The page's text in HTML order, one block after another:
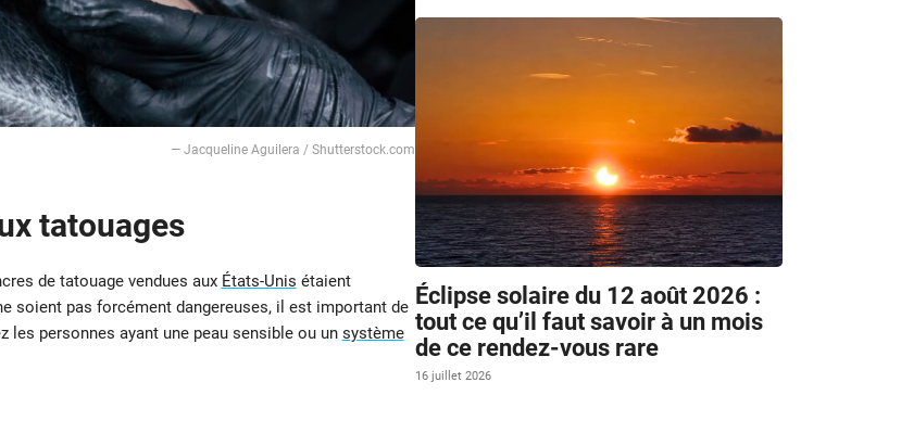
— Jacqueline Aguilera / Shutterstock.com
tatouages
de tatouage vendues aux États-Unis étaient
soient pas forcément dangereuses, il est important de
personnes ayant une peau sensible ou un système
Éclipse solaire du 12 août 2026 :
tout ce qu’il faut savoir à un mois
de ce rendez-vous rare
16 juillet 2026